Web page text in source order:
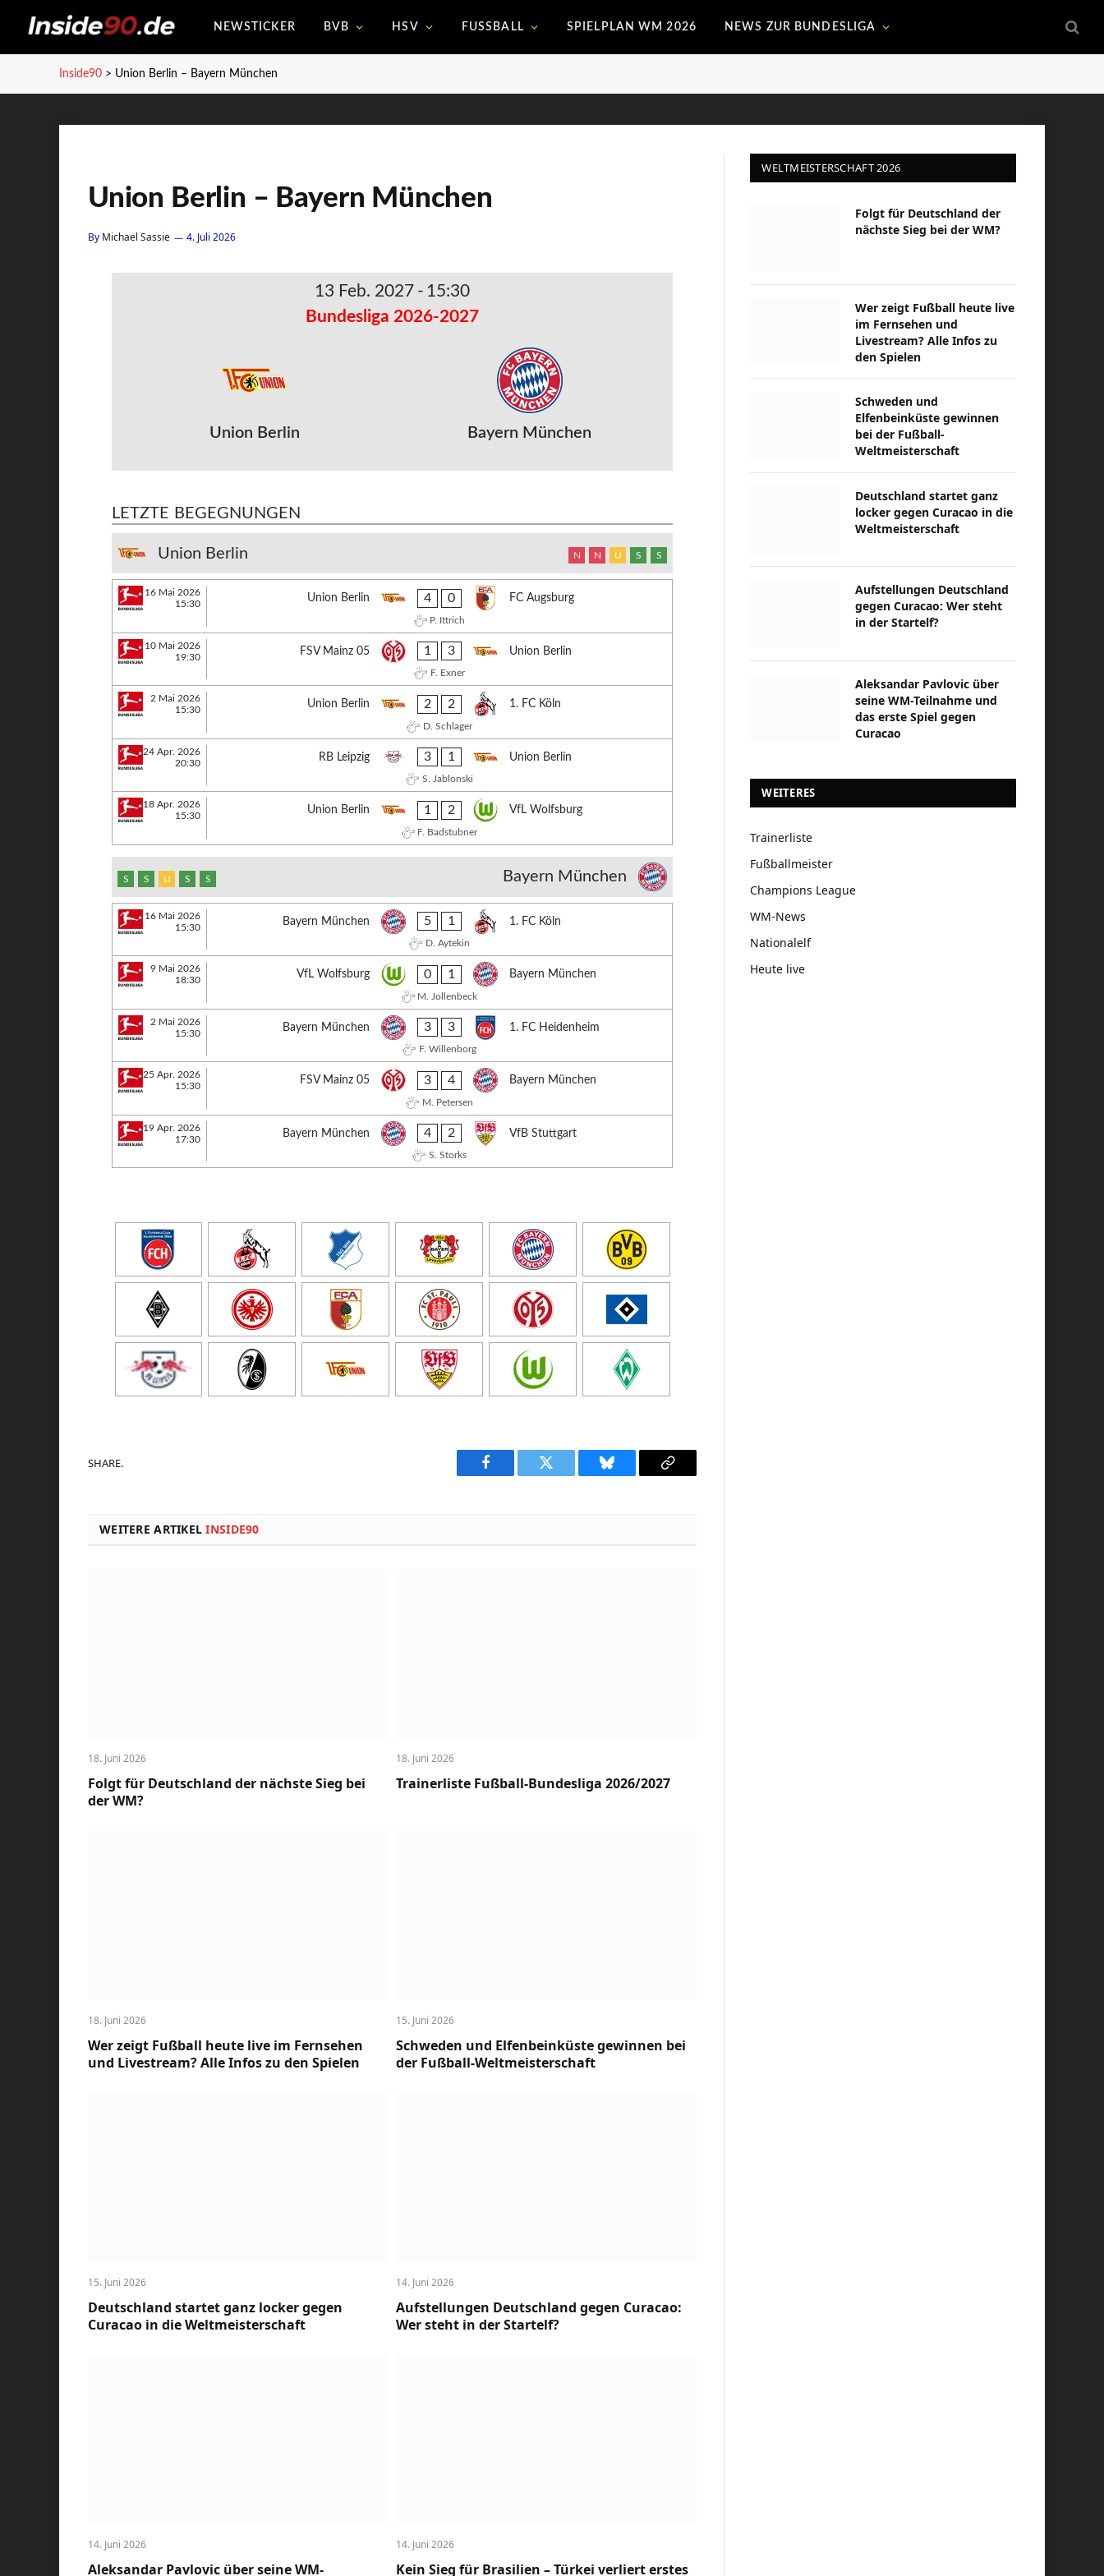
NEWSTICKER BVB HSV FUSSBALL SPIELPLAN WM 2026 NEWS ZUR BUNDESLIGA
Inside90 > Union Berlin – Bayern München
Union Berlin – Bayern München
By Michael Sassie 4. Juli 2026
13 Feb. 2027 - 15:30
Bundesliga 2026-2027
Union Berlin Bayern München
LETZTE BEGEGNUNGEN
Union Berlin N N U S S
16 Mai 2026
15:30
Union Berlin 4 0 FC Augsburg
P. Ittrich
10 Mai 2026
19:30
FSV Mainz 05 1 3 Union Berlin
F. Exner
2 Mai 2026
15:30
Union Berlin 2 2 1. FC Köln
D. Schlager
24 Apr. 2026
20:30
RB Leipzig 3 1 Union Berlin
S. Jablonski
18 Apr. 2026
15:30
Union Berlin 1 2 VfL Wolfsburg
F. Badstubner
Bayern München
S S U S S
16 Mai 2026
15:30
Bayern München 5 1 1. FC Köln
D. Aytekin
9 Mai 2026
18:30
VfL Wolfsburg 0 1 Bayern München
M. Jollenbeck
2 Mai 2026
15:30
Bayern München 3 3 1. FC Heidenheim
F. Willenborg
25 Apr. 2026
15:30
FSV Mainz 05 3 4 Bayern München
M. Petersen
19 Apr. 2026
17:30
Bayern München 4 2 VfB Stuttgart
S. Storks
SHARE.
Facebook Twitter Bluesky
Copy
WEITERE ARTIKELINSIDE90
18. Juni 2026
Folgt für Deutschland der nächste Sieg bei
der WM?
18. Juni 2026
Trainerliste Fußball-Bundesliga 2026/2027
18. Juni 2026
Wer zeigt Fußball heute live im Fernsehen
und Livestream? Alle Infos zu den Spielen
15. Juni 2026
Schweden und Elfenbeinküste gewinnen bei
der Fußball-Weltmeisterschaft
15. Juni 2026
Deutschland startet ganz locker gegen
Curacao in die Weltmeisterschaft
14. Juni 2026
Aufstellungen Deutschland gegen Curacao:
Wer steht in der Startelf?
14. Juni 2026
Aleksandar Pavlovic über seine WM-
14. Juni 2026
Kein Sieg für Brasilien – Türkei verliert erstes
WELTMEISTERSCHAFT 2026
Folgt für Deutschland der
nächste Sieg bei der WM?
Wer zeigt Fußball heute live
im Fernsehen und
Livestream? Alle Infos zu
den Spielen
Schweden und
Elfenbeinküste gewinnen
bei der Fußball-
Weltmeisterschaft
Deutschland startet ganz
locker gegen Curacao in die
Weltmeisterschaft
Aufstellungen Deutschland
gegen Curacao: Wer steht
in der Startelf?
Aleksandar Pavlovic über
seine WM-Teilnahme und
das erste Spiel gegen
Curacao
WEITERES
Trainerliste
Fußballmeister
Champions League
WM-News
Nationalelf
Heute live